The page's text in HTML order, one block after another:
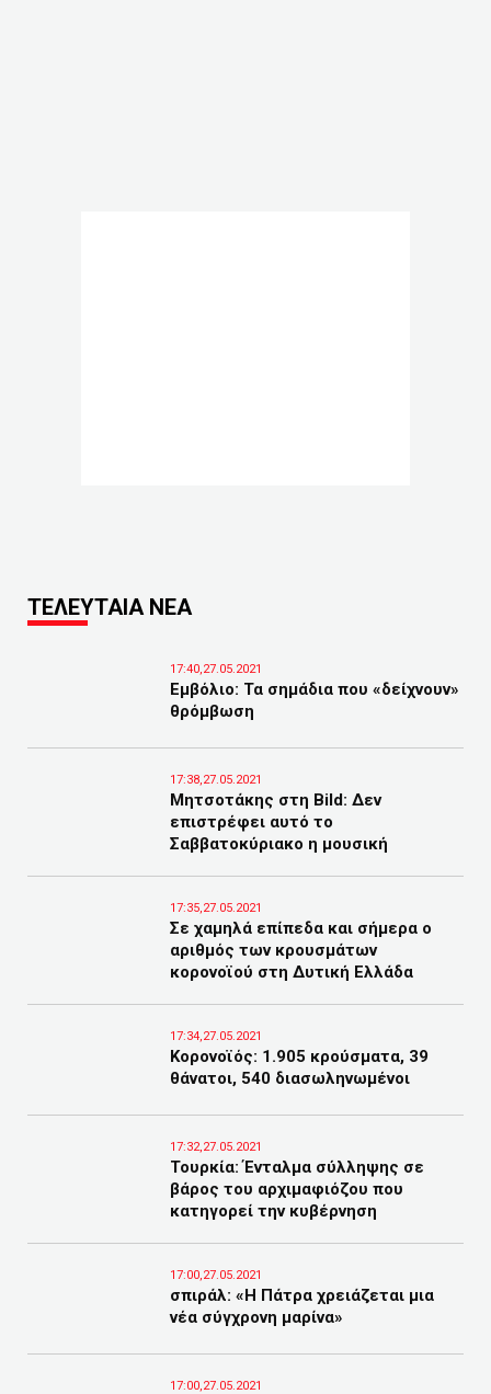
ΤΕΛΕΥΤΑΙΑ ΝΕΑ
17:40,27.05.2021
Εμβόλιο: Τα σημάδια που «δείχνουν»
θρόμβωση
17:38,27.05.2021
Μητσοτάκης στη Bild: Δεν
επιστρέφει αυτό το
Σαββατοκύριακο η μουσική
17:35,27.05.2021
Σε χαμηλά επίπεδα και σήμερα ο
αριθμός των κρουσμάτων
κορονοϊού στη Δυτική Ελλάδα
17:34,27.05.2021
Κορονοϊός: 1.905 κρούσματα, 39
θάνατοι, 540 διασωληνωμένοι
17:32,27.05.2021
Τουρκία: Ένταλμα σύλληψης σε
βάρος του αρχιμαφιόζου που
κατηγορεί την κυβέρνηση
17:00,27.05.2021
σπιράλ: «Η Πάτρα χρειάζεται μια
νέα σύγχρονη μαρίνα»
17:00,27.05.2021